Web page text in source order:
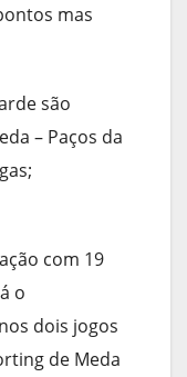
mas
são
– Paços da
com 19
o
dois jogos
de Meda